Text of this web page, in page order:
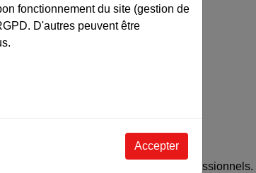
qui répondent aux besoins des professionnels.
fonctionnement du site (gestion de
D'autres peuvent être
Accepter